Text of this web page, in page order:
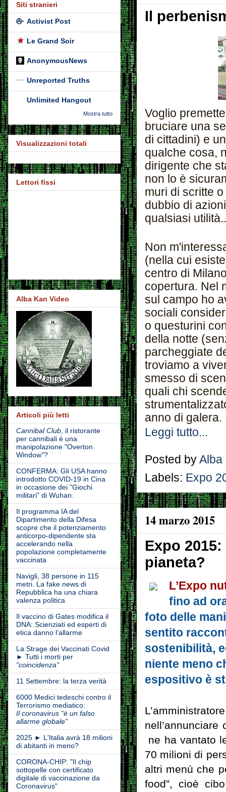
Il
Voglio
bruciare una
di cittadini) e
qualche cosa,
dirigente che
non lo è
muri di scritte
dubbio di
qualsiasi
Non
(nella cui
centro di
copertura. Nel
sul campo ho
sociali
o questurini
della notte
parcheggiate
troviamo a
smesso di
quali chi
anno di galera.
Leggi tutto...
Posted by Alba
Labels: Expo
14 marzo 2015
Expo
pianeta?
L’Expo
fino ad
foto delle
sentito
sostenibilità,
niente meno
espositivo è
ne ha vantato
70 milioni di
altri menù che
food”, cioè
Siti stranieri
Activist Post
Le Grand Soir
AnonymousNews
Unreported Truths
Unlimited Hangout
Mostra tutto
Visualizzazioni totali
Lettori fissi
Alba Kan Video
Articoli più letti
Cannibal Club, il ristorante
per cannibali è una
manipolazione "Overton
Window"?
CONFERMA: Gli USA hanno
introdotto COVID-19 in Cina
in occasione dei "Giochi
militari" di Wuhan.
Il programma IA del
Dipartimento della Difesa
scopre che il potenziamento
anticorpo-dipendente sta
accelerando nella
popolazione completamente
vaccinata
Navigli, 38 persone in 115
metri. La fake news di
Repubblica ha una chiara
valenza politica
Il vaccino di Gates modifica il
DNA: Scienziati ed esperti di
etica danno l’allarme
La Strage dei Vaccinati Covid
► Tutti i morti per
"coincidenza"
11 Settembre: la terza verità
6000 Medici tedeschi contro il
Terrorismo mediatico:
Il coronavirus “è un falso
allarme globale”
2025 ► L'Italia avrà 18 milioni
di abitanti in meno?
CORONA-CHIP: "Il chip
sottopelle con certificato
digitale di vaccinazione da
Coronavirus"